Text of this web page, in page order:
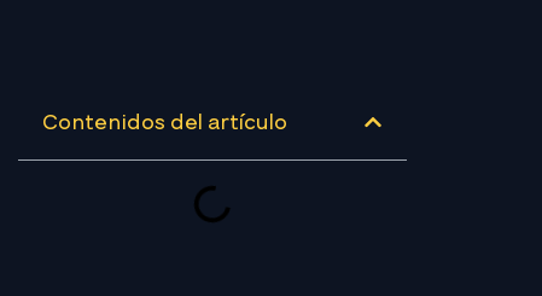
Contenidos del artículo